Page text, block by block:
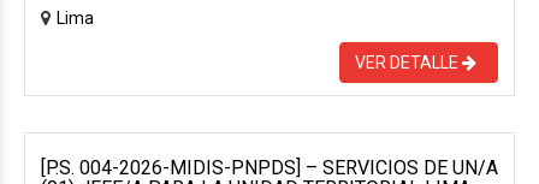
Lima
VER DETALLE
[P.S. 004-2026-MIDIS-PNPDS] – SERVICIOS DE UN/A